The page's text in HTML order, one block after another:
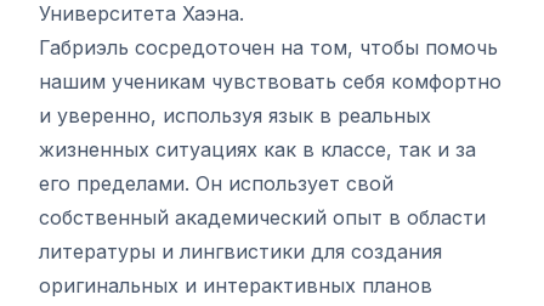
Университета Хаэна.
Габриэль сосредоточен на том, чтобы помочь
нашим ученикам чувствовать себя комфортно
и уверенно, используя язык в реальных
жизненных ситуациях как в классе, так и за
его пределами. Он использует свой
собственный академический опыт в области
литературы и лингвистики для создания
оригинальных и интерактивных планов